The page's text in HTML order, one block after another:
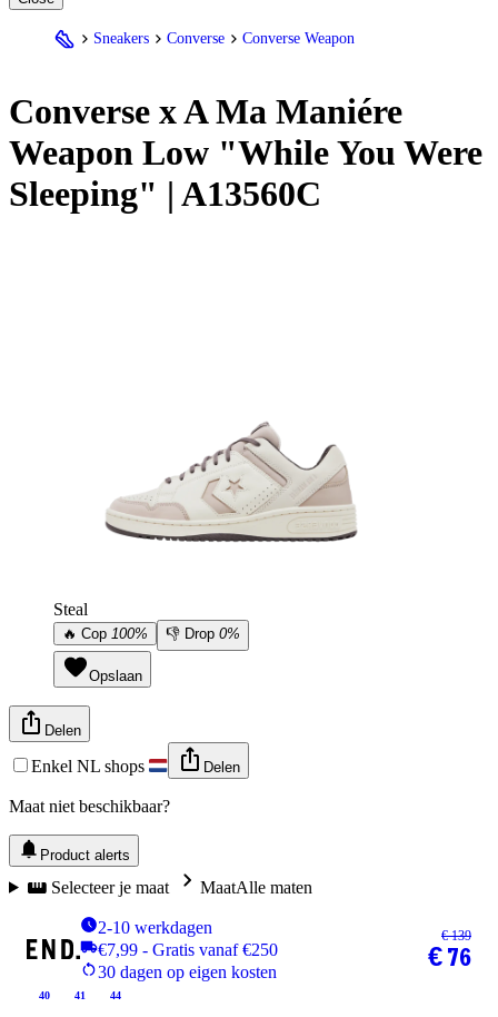
Sneakers Converse Converse Weapon
Converse x A Ma Maniére
Weapon Low "While You Were
Sleeping" | A13560C
Steal
🔥 Cop 100% 👎 Drop 0%
Opslaan
Delen
Enkel NL shops Delen
Maat niet beschikbaar?
Product alerts
Selecteer je maat MaatAlle maten
2-10 werkdagen
€7,99 - Gratis vanaf €250
30 dagen op eigen kosten
40 41 44
€ 139
€ 76